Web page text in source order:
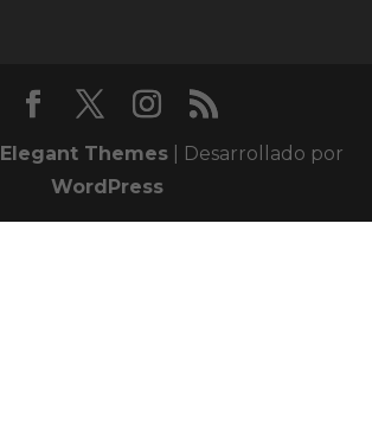
Elegant Themes | Desarrollado por
WordPress